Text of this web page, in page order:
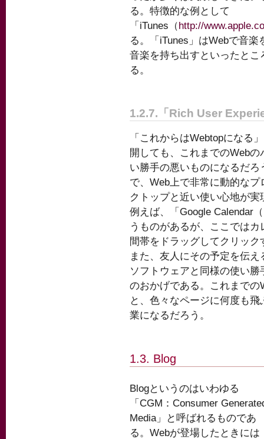
る。特徴的な例として
「iTunes（http://
る。「iTunes」はWebで音
音楽を持ち出すといったと
る。
1.2.7.「Rich User
「これからはWebtopになる
開しても、これまでのWeb
い勝手の悪いものになるだ
で、Web上で非常に動的な
クトップと近い使い心地が
例えば、「Google Calendar（
うものがあるが、ここでは
間帯をドラッグしてクリッ
また、友人にその予定を伝
ソフトウェアと同様の使い
のおかげである。これまで
と、色々なページに何度も
業になるだろう。
1.3. Blog
Blogというのはいわゆる
「CGM：Consumer
Media」と呼ばれるものであ
る。Webが登場したときには